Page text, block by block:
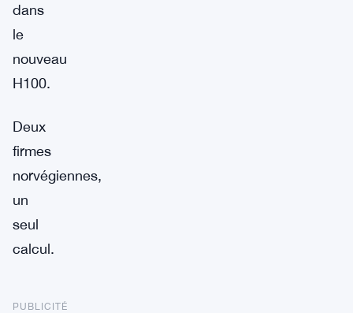
dans
le
nouveau
H100.
Deux
firmes
norvégiennes,
un
seul
calcul.
PUBLICITÉ